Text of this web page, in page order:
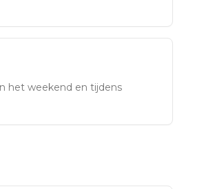
het weekend en tijdens